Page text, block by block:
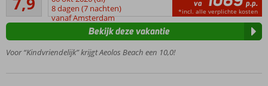
direct
aan het
Gelegen
Lambi
21
beoordelingen8 dagen (7 nachten)
vanaf Amsterdam
va p.p.
*incl. alle verplichte kosten
Voor “Kindvriendelijk” krijgt Aeolos Beach een 10,0!
Bekijk deze vakantie